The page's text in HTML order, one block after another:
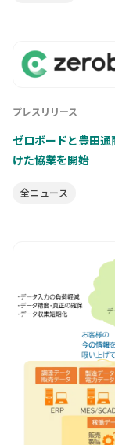
プレスリリース
ゼロボードと豊田
けた協業を開始
全ニュース